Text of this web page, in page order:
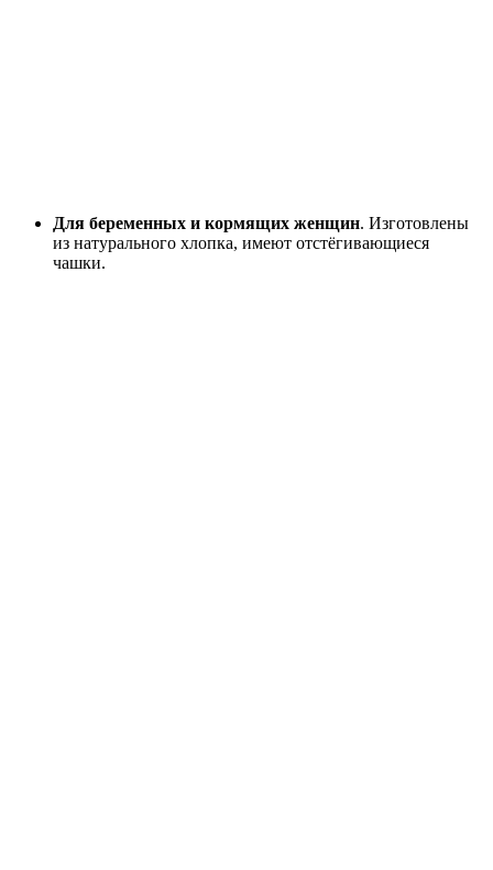
Для беременных и кормящих женщин. Изготовлены
из натурального хлопка, имеют отстёгивающиеся
чашки.